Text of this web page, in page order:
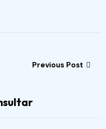
Previous Post